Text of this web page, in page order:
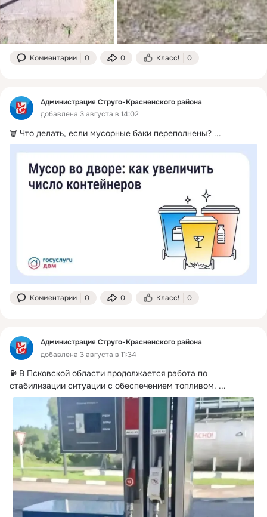
Комментарии 0 0 Класс! 0
Администрация Струго-Красненского района
добавлена 3 августа в 14:02
🗑️ Что делать, если мусорные баки переполнены? ...
Комментарии 0 0 Класс! 0
Администрация Струго-Красненского района
добавлена 3 августа в 11:34
⛽️ В Псковской области продолжается работа по
стабилизации ситуации с обеспечением топливом. ...